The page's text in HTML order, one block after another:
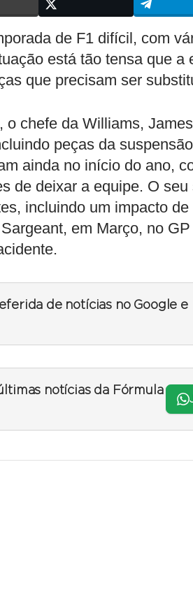
de F1 difícil, com
está tão tensa que a
que precisam ser
chefe da Williams,
peças da
ainda no início do ano,
de deixar a equipe. O seu
incluindo um impacto
em Março, no
de notícias no Google e
notícias da Fórmula